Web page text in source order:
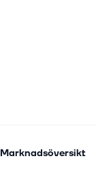
Marknadsöversikt